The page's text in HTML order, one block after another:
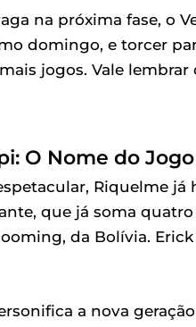
na próxima fase, o
domingo, e torcer
jogos. Vale
O Nome do
Riquelme já
que já soma
da Bolívia.
a nova